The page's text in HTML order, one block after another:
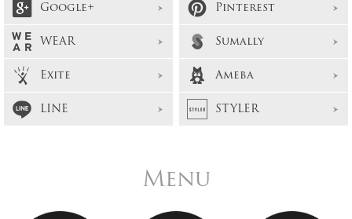
Google+
Pinterest
WEAR
Sumally
Exite
Ameba
LINE
STYLER
Menu